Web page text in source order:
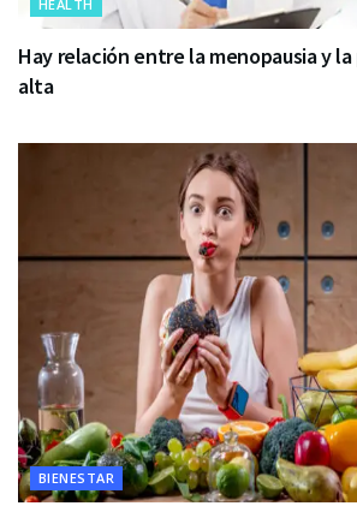
HEALTH
Hay relación entre la menopausia y
alta
BIENESTAR